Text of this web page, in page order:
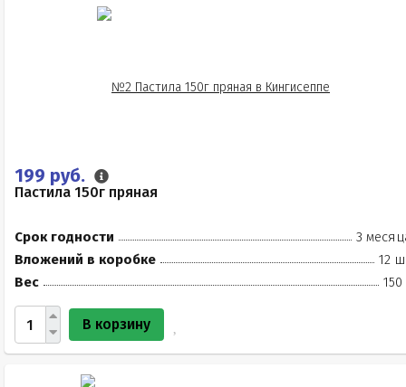
199 руб.
Пастила 150г пряная
Срок годности
3
Вложений в коробке
12
Вес
150
В корзину